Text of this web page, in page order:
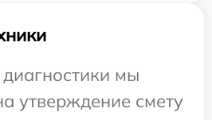
мы
утверждение смету